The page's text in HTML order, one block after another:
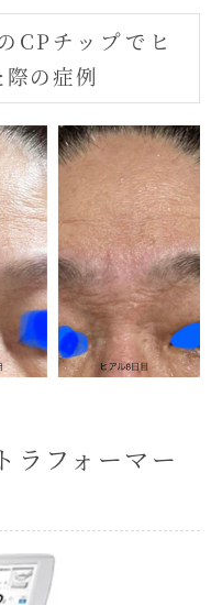
CPチップでヒ
の症例
フォーマー